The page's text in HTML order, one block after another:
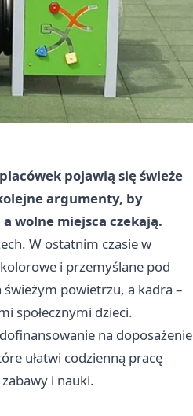
pojawią się świeże
argumenty, by
wolne miejsca czekają.
W ostatnim czasie w
i przemyślane pod
powietrzu, a kadra –
społecznymi dzieci.
na doposażenie
ułatwi codzienną pracę
i nauki.